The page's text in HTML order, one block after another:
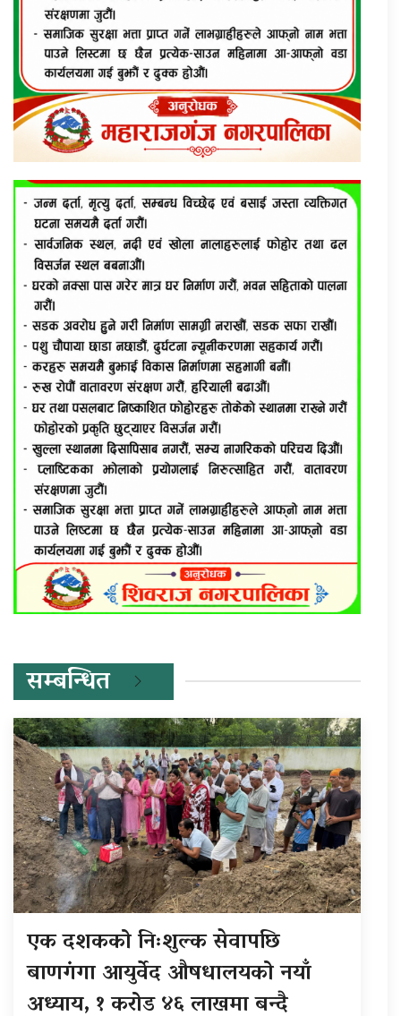
सम्बन्धित
एक दशकको निःशुल्क सेवापछि
बाणगंगा आयुर्वेद औषधालयको नयाँ
अध्याय, १ करोड ४६ लाखमा बन्दै